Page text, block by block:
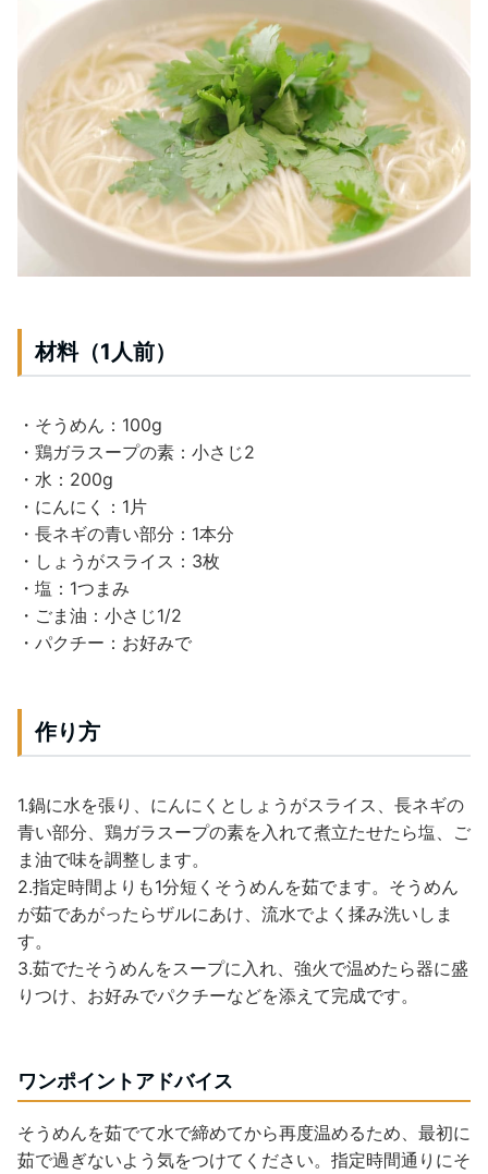
材料（1人前）
・そうめん：100g
・鶏ガラスープの素：小さじ2
・水：200g
・にんにく：1片
・長ネギの青い部分：1本分
・しょうがスライス：3枚
・塩：1つまみ
・ごま油：小さじ1/2
・パクチー：お好みで
作り方
1.鍋に水を張り、にんにくとしょうがスライス、長ネギの
青い部分、鶏ガラスープの素を入れて煮立たせたら塩、ご
ま油で味を調整します。
2.指定時間よりも1分短くそうめんを茹でます。そうめん
が茹であがったらザルにあけ、流水でよく揉み洗いしま
す。
3.茹でたそうめんをスープに入れ、強火で温めたら器に盛
りつけ、お好みでパクチーなどを添えて完成です。
ワンポイントアドバイス
そうめんを茹でて水で締めてから再度温めるため、最初に
茹で過ぎないよう気をつけてください。指定時間通りにそ